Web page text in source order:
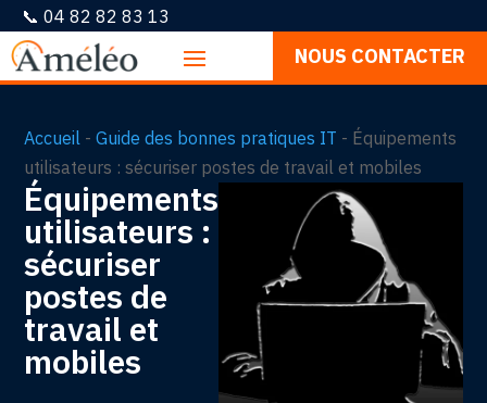
📞 04 82 82 83 13
NOUS CONTACTER
Accueil -Guide des bonnes pratiques IT - Équipements
utilisateurs : sécuriser postes de travail et mobiles
Équipements
utilisateurs :
sécuriser
postes de
travail et
mobiles